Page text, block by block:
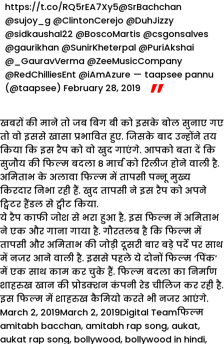
https://t.co/RQ5rEA7Xy5@SrBachchan
@sujoy_g @ClintonCerejo @DuhJizzy
@sidkaushal22 @BoscoMartis @csgonsalves
@gaurikhan @SunirKheterpal @PuriAkshai
@_GauravVerma @ZeeMusicCompany
@RedChilliesEnt @iAmAzure — taapsee pannu
(@taapsee) February 28, 2019
खबरों की माने तो जब बिग बी को इसके बोल सुनाए गए
तो वो इससे खासा प्रभावित हुए. जिसके बाद उन्होंने तय
किया कि इस रैप को वो खुद गाएंगे. आपको बता दें कि
सुजौय की फिल्म बदला 8 मार्च को रिलीज होने वाली है.
अमिताभ के अलावा फिल्म में तापसी पन्नू मुख्य
किरदार निभा रही हैं. खुद तापसी ने इस रैप को अपने
ट्विटर हैंडल से ट्वीट किया.
ये रैप काफी जोश से भरा हुआ है. इस फिल्म में अमिताभ
ने एक और गाना गाया है. गौरतलब है कि फिल्म में
तापसी और अमिताभ की जोड़ी दूसरी बार बड़े पर्दे पर साथ
में नजर आने वाली है. इससे पहले ये दोनों फिल्म ‘पिंक’
में एक साथ काम कर चुके हैं. फिल्म बदला का निर्माण
शाहरुख खान की प्रोडक्शन कंपनी रेड चीलिज कर रही है.
इस फिल्म में शाहरुख कैमियो करते भी नजर आएंगे.
Posted
on
March 2, 2019March 2, 2019Author
Digital Teamफिल्म
amitabh bacchan, amitabh rap song, aukat,
aukat rap song, bollywood, bollywood in hindi,